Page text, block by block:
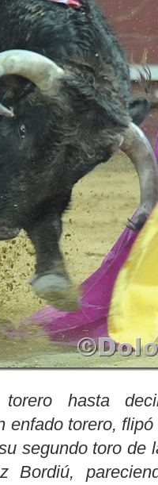
hasta
enfado torero,
segundo toro de
Bordiú,